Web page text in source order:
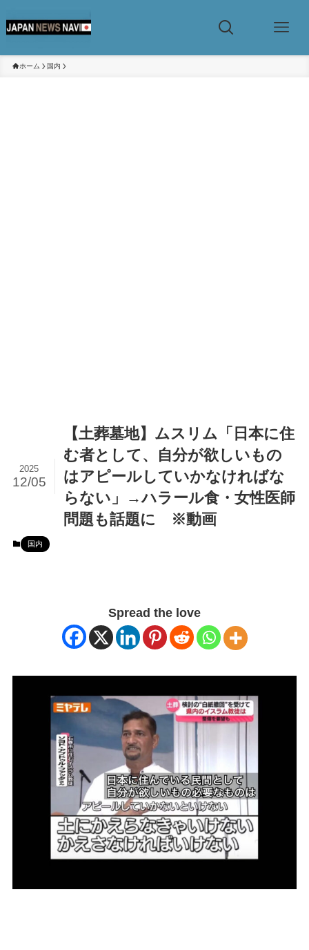
ホーム 国内
【土葬墓地】ムスリム「日本に住
む者として、自分が欲しいもの
はアピールしていかなければな
らない」→ハラール食・女性医師
問題も話題に ※動画
2025
12/05
国内
Spread the love